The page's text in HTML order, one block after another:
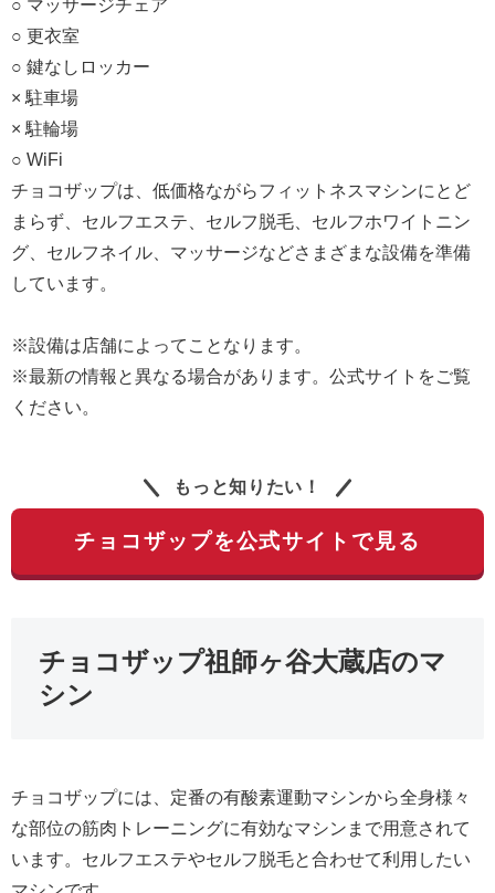
○ マッサージチェア
○ 更衣室
○ 鍵なしロッカー
× 駐車場
× 駐輪場
○ WiFi
チョコザップは、低価格ながらフィットネスマシンにとど
まらず、セルフエステ、セルフ脱毛、セルフホワイトニン
グ、セルフネイル、マッサージなどさまざまな設備を準備
しています。
※設備は店舗によってことなります。
※最新の情報と異なる場合があります。公式サイトをご覧
ください。
もっと知りたい！
チョコザップを公式サイトで見る
チョコザップ祖師ヶ谷大蔵店のマ
シン
チョコザップには、定番の有酸素運動マシンから全身様々
な部位の筋肉トレーニングに有効なマシンまで用意されて
います。セルフエステやセルフ脱毛と合わせて利用したい